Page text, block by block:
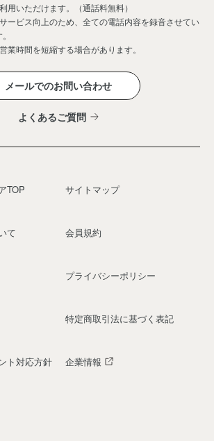
用いただけます。（通話料無料）
ービス向上のため、全ての電話内容を録音させてい
業時間を短縮する場合があります。
メールでのお問い合わせ
よくあるご質問
TOP サイトマップ
て 会員規約
プライバシーポリシー
特定商取引法に基づく表記
ト対応方針 企業情報